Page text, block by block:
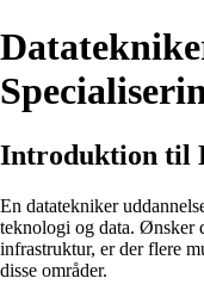
Introduktion til
En datatekniker
teknologi og data. Ønsker
infrastruktur, er der flere
disse områder.